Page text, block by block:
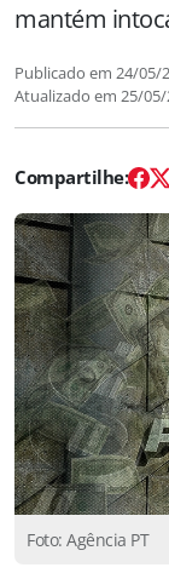
mantém
Publicado em 24/05/
Atualizado em 25/05/
Foto: Agência PT